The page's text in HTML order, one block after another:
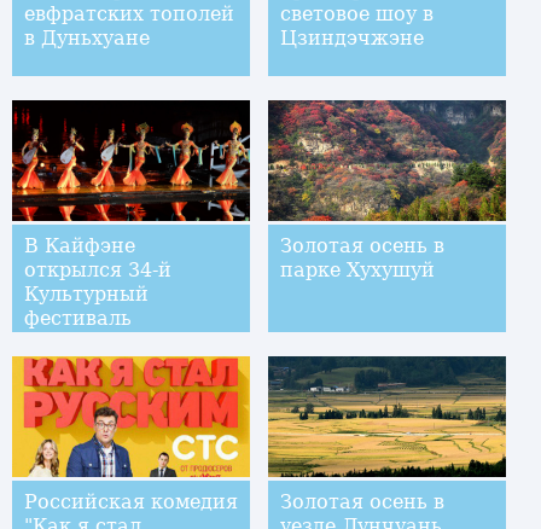
евфратских тополей
в Дуньхуане
световое шоу в
Цзиндэчжэне
В Кайфэне
открылся 34-й
Культурный
фестиваль
Золотая осень в
парке Хухушуй
Российская комедия
Золотая осень в